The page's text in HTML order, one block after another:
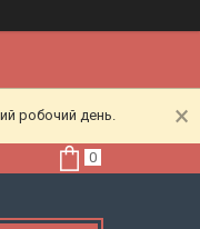
робочий день.